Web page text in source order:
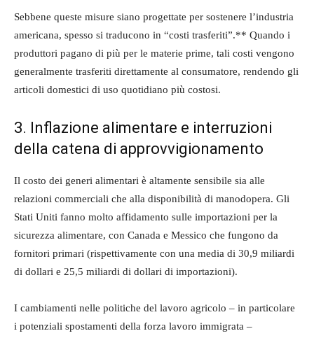
Sebbene queste misure siano progettate per sostenere l’industria
americana, spesso si traducono in “costi trasferiti”.** Quando i
produttori pagano di più per le materie prime, tali costi vengono
generalmente trasferiti direttamente al consumatore, rendendo gli
articoli domestici di uso quotidiano più costosi.
3. Inflazione alimentare e interruzioni
della catena di approvvigionamento
Il costo dei generi alimentari è altamente sensibile sia alle
relazioni commerciali che alla disponibilità di manodopera. Gli
Stati Uniti fanno molto affidamento sulle importazioni per la
sicurezza alimentare, con Canada e Messico che fungono da
fornitori primari (rispettivamente con una media di 30,9 miliardi
di dollari e 25,5 miliardi di dollari di importazioni).
I cambiamenti nelle politiche del lavoro agricolo – in particolare
i potenziali spostamenti della forza lavoro immigrata –